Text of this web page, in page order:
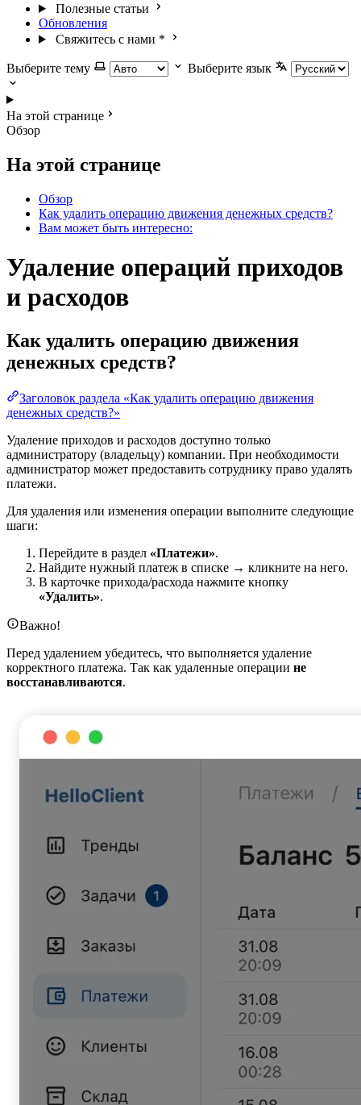
Полезные статьи
Обновления
Свяжитесь с нами *
Выберите тему Выберите язык
На этой странице
Обзор
На этой странице
Обзор
Как удалить операцию движения денежных средств?
Вам может быть интересно:
Удаление операций приходов
и расходов
Как удалить операцию движения
денежных средств?
Заголовок раздела «Как удалить операцию движения
денежных средств?»
Удаление приходов и расходов доступно только
администратору (владельцу) компании. При необходимости
администратор может предоставить сотруднику право удалять
платежи.
Для удаления или изменения операции выполните следующие
шаги:
Перейдите в раздел «Платежи».
Найдите нужный платеж в списке → кликните на него.
В карточке прихода/расхода нажмите кнопку
«Удалить».
Важно!
Перед удалением убедитесь, что выполняется удаление
корректного платежа. Так как удаленные операции не
восстанавливаются.